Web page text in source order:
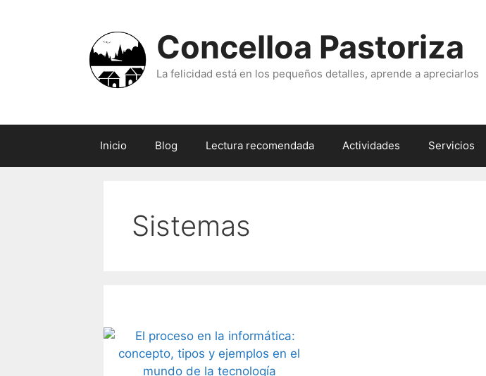
Concelloa Pastoriza
La felicidad está en los pequeños detalles, aprende a apreciarlos
Inicio Blog Lectura recomendada Actividades Servicios
Sistemas